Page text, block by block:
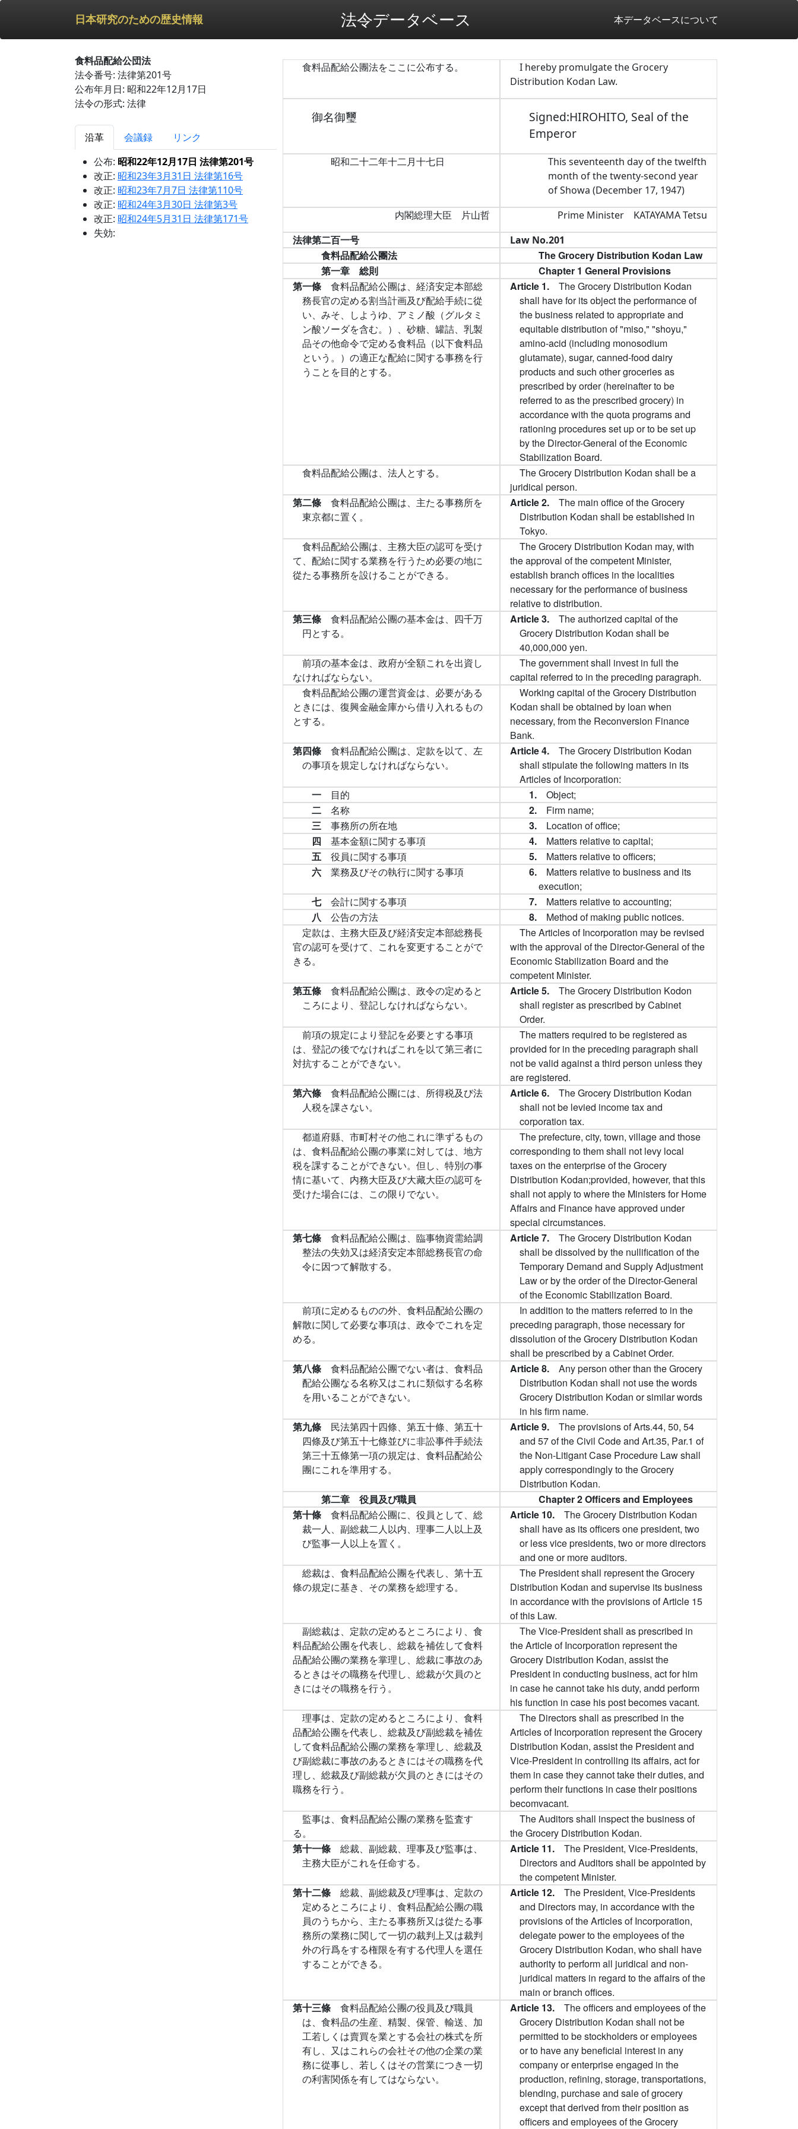
日本研究のための歴史情報 法令データベース 本データベースについて
食料品配給公団法
法令番号: 法律第201号
公布年月日: 昭和22年12月17日
法令の形式: 法律
沿革 会議録
リンク
公布: 昭和22年12月17日 法律第201号
改正: 昭和23年3月31日 法律第16号
改正: 昭和23年7月7日 法律第110号
改正: 昭和24年3月30日 法律第3号
改正: 昭和24年5月31日 法律第171号
失効:
食料品配給公團法をここに公布する。
I hereby promulgate the Grocery
Distribution Kodan Law.
御名御璽
Signed:HIROHITO, Seal of the
Emperor
昭和二十二年十二月十七日
This seventeenth day of the twelfth
month of the twenty-second year
of Showa (December 17, 1947)
内閣総理大臣 片山哲
Prime Minister KATAYAMA Tetsu
法律第二百一号
Law No.201
食料品配給公團法
The Grocery Distribution Kodan Law
第一章 総則
Chapter 1 General Provisions
第一條 食料品配給公團は、経済安定本部総
務長官の定める割当計画及び配給手続に從
い、みそ、しようゆ、アミノ酸（グルタミ
ン酸ソーダを含む。）、砂糖、罐詰、乳製
品その他命令で定める食料品（以下食料品
という。）の適正な配給に関する事務を行
うことを目的とする。
Article 1. The Grocery Distribution Kodan
shall have for its object the performance of
the business related to appropriate and
equitable distribution of "miso," "shoyu,"
amino-acid (including monosodium
glutamate), sugar, canned-food dairy
products and such other groceries as
prescribed by order (hereinafter to be
referred to as the prescribed grocery) in
accordance with the quota programs and
rationing procedures set up or to be set up
by the Director-General of the Economic
Stabilization Board.
食料品配給公團は、法人とする。
The Grocery Distribution Kodan shall be a
juridical person.
第二條 食料品配給公團は、主たる事務所を
東京都に置く。
Article 2. The main office of the Grocery
Distribution Kodan shall be established in
Tokyo.
食料品配給公團は、主務大臣の認可を受け
て、配給に関する業務を行うため必要の地に
從たる事務所を設けることができる。
The Grocery Distribution Kodan may, with
the approval of the competent Minister,
establish branch offices in the localities
necessary for the performance of business
relative to distribution.
第三條 食料品配給公團の基本金は、四千万
円とする。
Article 3. The authorized capital of the
Grocery Distribution Kodan shall be
40,000,000 yen.
前項の基本金は、政府が全額これを出資し
なければならない。
The government shall invest in full the
capital referred to in the preceding paragraph.
食料品配給公團の運営資金は、必要がある
ときには、復興金融金庫から借り入れるもの
とする。
Working capital of the Grocery Distribution
Kodan shall be obtained by loan when
necessary, from the Reconversion Finance
Bank.
第四條 食料品配給公團は、定款を以て、左
の事項を規定しなければならない。
Article 4. The Grocery Distribution Kodan
shall stipulate the following matters in its
Articles of Incorporation:
一 目的 1. Object;
二 名称 2. Firm name;
三 事務所の所在地 3. Location of office;
四 基本金額に関する事項 4. Matters relative to capital;
五 役員に関する事項 5. Matters relative to officers;
六 業務及びその執行に関する事項 6. Matters relative to business and its
execution;
七 会計に関する事項 7. Matters relative to accounting;
八 公告の方法 8. Method of making public notices.
定款は、主務大臣及び経済安定本部総務長
官の認可を受けて、これを変更することがで
きる。
The Articles of Incorporation may be revised
with the approval of the Director-General of the
Economic Stabilization Board and the
competent Minister.
第五條 食料品配給公團は、政令の定めると
ころにより、登記しなければならない。
Article 5. The Grocery Distribution Kodon
shall register as prescribed by Cabinet
Order.
前項の規定により登記を必要とする事項
は、登記の後でなければこれを以て第三者に
対抗することができない。
The matters required to be registered as
provided for in the preceding paragraph shall
not be valid against a third person unless they
are registered.
第六條 食料品配給公團には、所得税及び法
人税を課さない。
Article 6. The Grocery Distribution Kodan
shall not be levied income tax and
corporation tax.
都道府縣、市町村その他これに準ずるもの
は、食料品配給公團の事業に対しては、地方
税を課することができない。但し、特別の事
情に基いて、内務大臣及び大藏大臣の認可を
受けた場合には、この限りでない。
The prefecture, city, town, village and those
corresponding to them shall not levy local
taxes on the enterprise of the Grocery
Distribution Kodan;provided, however, that this
shall not apply to where the Ministers for Home
Affairs and Finance have approved under
special circumstances.
第七條 食料品配給公團は、臨事物資需給調
整法の失効又は経済安定本部総務長官の命
令に因つて解散する。
Article 7. The Grocery Distribution Kodan
shall be dissolved by the nullification of the
Temporary Demand and Supply Adjustment
Law or by the order of the Director-General
of the Economic Stabilization Board.
前項に定めるものの外、食料品配給公團の
解散に関して必要な事項は、政令でこれを定
める。
In addition to the matters referred to in the
preceding paragraph, those necessary for
dissolution of the Grocery Distribution Kodan
shall be prescribed by a Cabinet Order.
第八條 食料品配給公團でない者は、食料品
配給公團なる名称又はこれに類似する名称
を用いることができない。
Article 8. Any person other than the Grocery
Distribution Kodan shall not use the words
Grocery Distribution Kodan or similar words
in his firm name.
第九條 民法第四十四條、第五十條、第五十
四條及び第五十七條並びに非訟事件手続法
第三十五條第一項の規定は、食料品配給公
團にこれを準用する。
Article 9. The provisions of Arts.44, 50, 54
and 57 of the Civil Code and Art.35, Par.1 of
the Non-Litigant Case Procedure Law shall
apply correspondingly to the Grocery
Distribution Kodan.
第二章 役員及び職員
Chapter 2 Officers and Employees
第十條 食料品配給公團に、役員として、総
裁一人、副総裁二人以内、理事二人以上及
び監事一人以上を置く。
Article 10. The Grocery Distribution Kodan
shall have as its officers one president, two
or less vice presidents, two or more directors
and one or more auditors.
総裁は、食料品配給公團を代表し、第十五
條の規定に基き、その業務を総理する。
The President shall represent the Grocery
Distribution Kodan and supervise its business
in accordance with the provisions of Article 15
of this Law.
副総裁は、定款の定めるところにより、食
料品配給公團を代表し、総裁を補佐して食料
品配給公團の業務を掌理し、総裁に事故のあ
るときはその職務を代理し、総裁が欠員のと
きにはその職務を行う。
The Vice-President shall as prescribed in
the Article of Incorporation represent the
Grocery Distribution Kodan, assist the
President in conducting business, act for him
in case he cannot take his duty, andd perform
his function in case his post becomes vacant.
理事は、定款の定めるところにより、食料
品配給公團を代表し、総裁及び副総裁を補佐
して食料品配給公團の業務を掌理し、総裁及
び副総裁に事故のあるときにはその職務を代
理し、総裁及び副総裁が欠員のときにはその
職務を行う。
The Directors shall as prescribed in the
Articles of Incorporation represent the Grocery
Distribution Kodan, assist the President and
Vice-President in controlling its affairs, act for
them in case they cannot take their duties, and
perform their functions in case their positions
becomvacant.
監事は、食料品配給公團の業務を監査す
る。
The Auditors shall inspect the business of
the Grocery Distribution Kodan.
第十一條 総裁、副総裁、理事及び監事は、
主務大臣がこれを任命する。
Article 11. The President, Vice-Presidents,
Directors and Auditors shall be appointed by
the competent Minister.
第十二條 総裁、副総裁及び理事は、定款の
定めるところにより、食料品配給公團の職
員のうちから、主たる事務所又は從たる事
務所の業務に関して一切の裁判上又は裁判
外の行爲をする権限を有する代理人を選任
することができる。
Article 12. The President, Vice-Presidents
and Directors may, in accordance with the
provisions of the Articles of Incorporation,
delegate power to the employees of the
Grocery Distribution Kodan, who shall have
authority to perform all juridical and non-
juridical matters in regard to the affairs of the
main or branch offices.
第十三條 食料品配給公團の役員及び職員
は、食料品の生産、精製、保管、輸送、加
工若しくは賣買を業とする会社の株式を所
有し、又はこれらの会社その他の企業の業
務に從事し、若しくはその営業につき一切
の利害関係を有してはならない。
Article 13. The officers and employees of the
Grocery Distribution Kodan shall not be
permitted to be stockholders or employees
or to have any beneficial interest in any
company or enterprise engaged in the
production, refining, storage, transportations,
blending, purchase and sale of grocery
except that derived from their position as
officers and employees of the Grocery